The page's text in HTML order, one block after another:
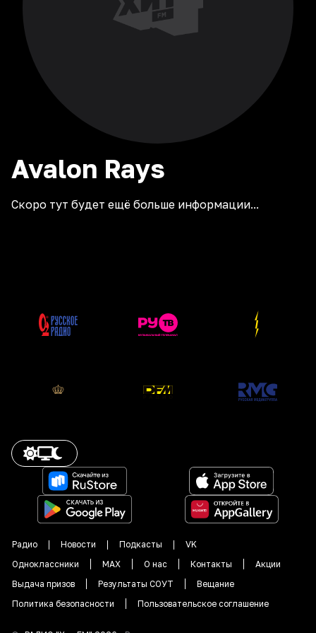
Avalon Rays
Скоро тут будет ещё больше информации...
Радио Новости Подкасты
VK
Одноклассники
MAX О нас Контакты
Акции
Выдача призов
Результаты СОУТ
Вещание
Политика безопасности
Пользовательское соглашение